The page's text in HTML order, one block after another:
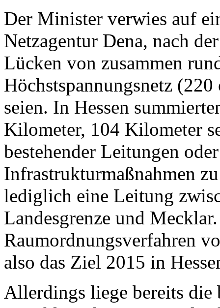
Der Minister verwies auf
Netzagentur Dena, nach
Lücken von zusammen
Höchstspannungsnetz
seien. In Hessen
Kilometer, 104 Kilometer
bestehender Leitungen
Infrastrukturmaßnahmen
lediglich eine Leitung
Landesgrenze und
Raumordnungsverfahren
also das Ziel 2015 in
Allerdings liege bereits die